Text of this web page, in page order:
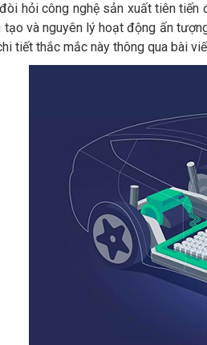
hỏi công nghệ sản xuất tiên tiến
tạo và nguyên lý hoạt động ấn
tiết thắc mắc này thông qua bài